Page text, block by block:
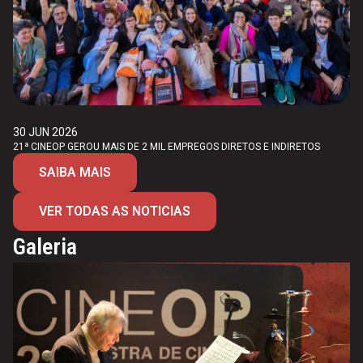
30 JUN 2026
21ª CINEOP GEROU MAIS DE 2 MIL EMPREGOS DIRETOS E INDIRETOS
SAIBA MAIS
VER TODAS AS NOTICIAS
Galeria